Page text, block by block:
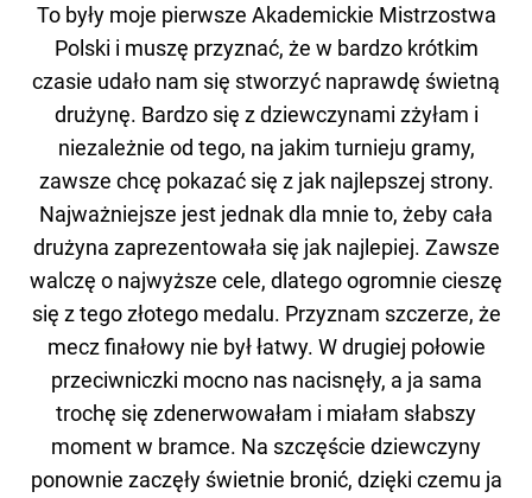
To były moje pierwsze Akademickie Mistrzostwa
Polski i muszę przyznać, że w bardzo krótkim
czasie udało nam się stworzyć naprawdę świetną
drużynę. Bardzo się z dziewczynami zżyłam i
niezależnie od tego, na jakim turnieju gramy,
zawsze chcę pokazać się z jak najlepszej strony.
Najważniejsze jest jednak dla mnie to, żeby cała
drużyna zaprezentowała się jak najlepiej. Zawsze
walczę o najwyższe cele, dlatego ogromnie cieszę
się z tego złotego medalu. Przyznam szczerze, że
mecz finałowy nie był łatwy. W drugiej połowie
przeciwniczki mocno nas nacisnęły, a ja sama
trochę się zdenerwowałam i miałam słabszy
moment w bramce. Na szczęście dziewczyny
ponownie zaczęły świetnie bronić, dzięki czemu ja